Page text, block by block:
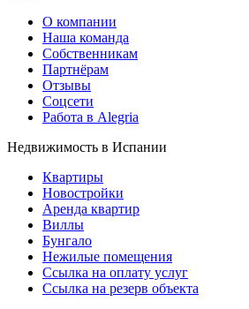
О компании
Наша команда
Собственникам
Партнёрам
Отзывы
Соцсети
Работа в Alegria
Недвижимость в Испании
Квартиры
Новостройки
Аренда квартир
Виллы
Бунгало
Нежилые помещения
Ссылка на оплату услуг
Ссылка на резерв объекта